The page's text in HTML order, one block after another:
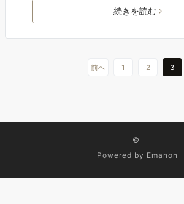
続きを読む
前へ 1 2 3
©
Powered by Emanon